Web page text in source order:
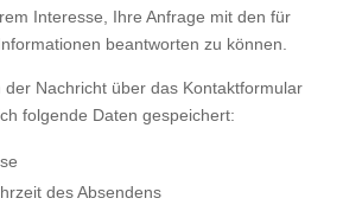
Interesse, Ihre Anfrage mit den für
beantworten zu können.
der Nachricht über das Kontaktformular
folgende Daten gespeichert:
des Absendens